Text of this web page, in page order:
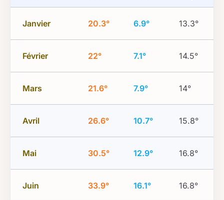
Janvier 20.3° 6.9° 13.3°
Février 22° 7.1° 14.5°
Mars 21.6° 7.9° 14°
Avril 26.6° 10.7° 15.8°
Mai 30.5° 12.9° 16.8°
Juin 33.9° 16.1° 16.8°